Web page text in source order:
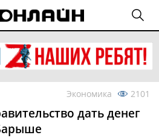
Экономика 2101
дать денег